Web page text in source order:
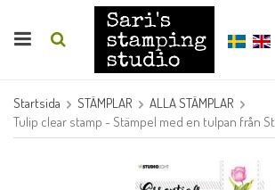
Startsida STÄMPLAR
ALLA STÄMPLAR
Tulip clear stamp - Stämpel med en tulpan från